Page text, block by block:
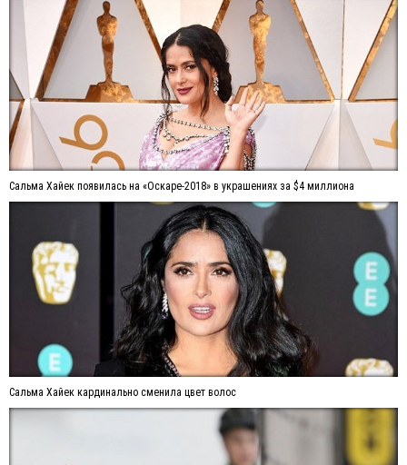
Сальма Хайек появилась на «Оскаре-2018» в украшениях за $4 миллиона
Сальма Хайек кардинально сменила цвет волос